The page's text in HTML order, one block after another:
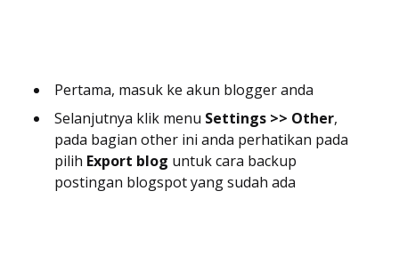
Pertama, masuk ke akun blogger anda
Selanjutnya klik menu Settings >> Other,
pada bagian other ini anda perhatikan pada
pilih Export blog untuk cara backup
postingan blogspot yang sudah ada